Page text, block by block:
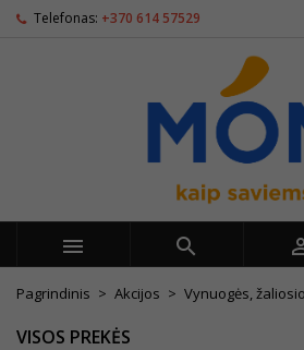
Telefonas: +370 614 57529
 
Pagrindinis Akcijos Vynuogės,
VISOS PREKĖS